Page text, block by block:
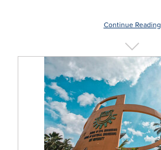
Continue Reading